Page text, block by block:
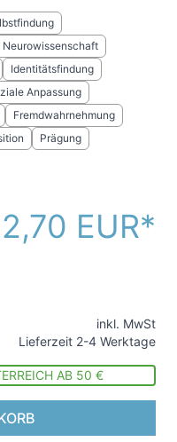
Neurowissenschaft
Identitätsfindung
Anpassung
Fremdwahrnehmung
Prägung
EUR
inkl. MwSt
Lieferzeit 2-4 Werktage
AB 50 €